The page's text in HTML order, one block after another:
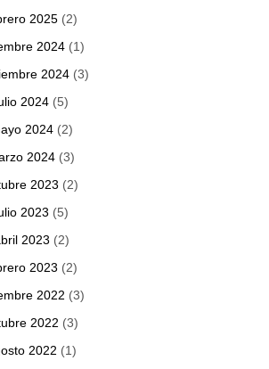
2025 (2)
2024 (1)
2024(3)
2024(5)
2024(2)
2024 (3)
2023 (2)
2023 (5)
2023 (2)
2023 (2)
2022 (3)
2022 (3)
2022 (1)